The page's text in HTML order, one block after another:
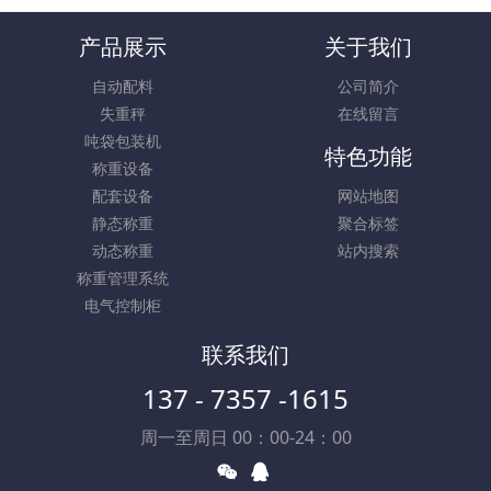
产品展示
自动配料
失重秤
吨袋包装机
称重设备
配套设备
静态称重
动态称重
称重管理系统
电气控制柜
关于我们
公司简介
在线留言
特色功能
网站地图
聚合标签
站内搜索
联系我们
137 - 7357 -1615
周一至周日 00：00-24：00